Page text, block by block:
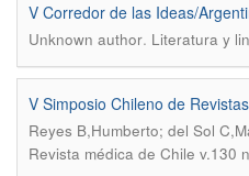
V Corredor de las Ideas/
Unknown author. Literatura y
V Simposio Chileno de
Reyes B,Humberto; del Sol
Revista médica de Chile v.130